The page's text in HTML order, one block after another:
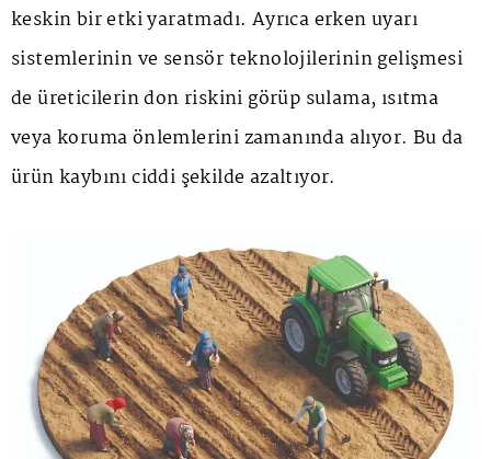
keskin bir etki yaratmadı. Ayrıca erken uyarı
sistemlerinin ve sensör teknolojilerinin gelişmesi
de üreticilerin don riskini görüp sulama, ısıtma
veya koruma önlemlerini zamanında alıyor. Bu da
ürün kaybını ciddi şekilde azaltıyor.